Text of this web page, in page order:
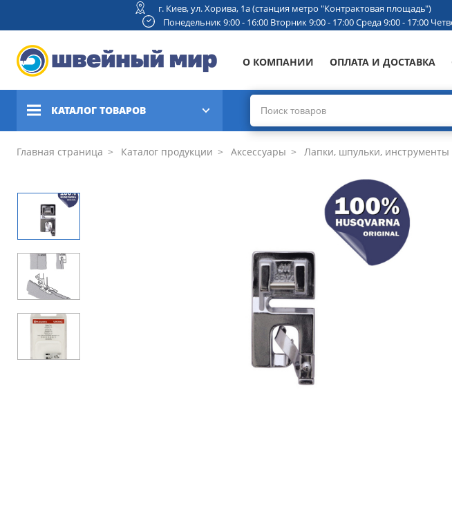
г. Киев, ул. Хорива, 1а (станция метро "Контрактовая площадь")
Понедельник 9:00 - 16:00 Вторник 9:00 - 17:00 Среда 9:00 - 17:00
О КОМПАНИИ ОПЛАТА И ДОСТАВКА
КАТАЛОГ ТОВАРОВ
Швейные машины
вышивальные машины
плоскошовные машины
Аксессуары
Бренды
Главная страница Каталог продукции Аксессуары Лапки, шпульки, инструменты